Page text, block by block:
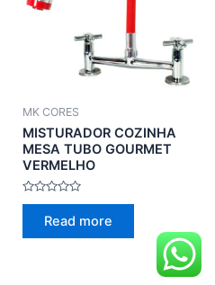
MK CORES
MISTURADOR COZINHA
MESA TUBO GOURMET
VERMELHO
Rated
Read more